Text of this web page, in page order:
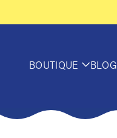
BOUTIQUE BLOG